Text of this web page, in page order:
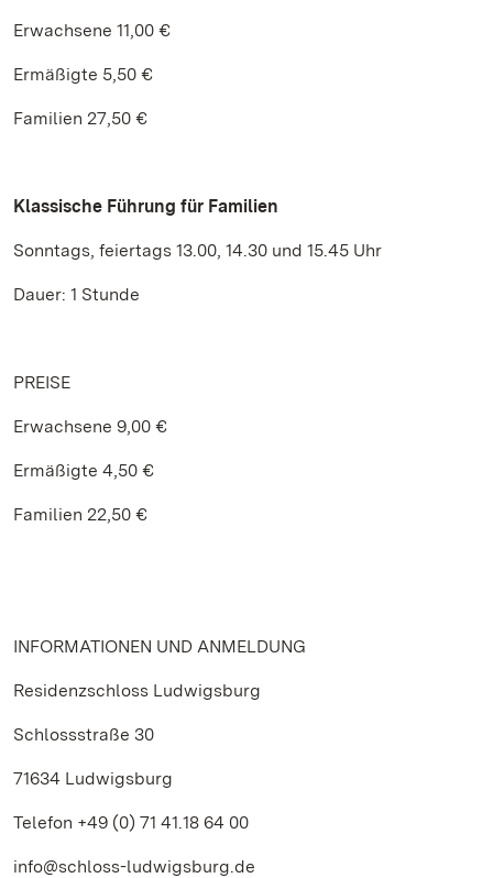
Erwachsene 11,00 €
Ermäßigte 5,50 €
Familien 27,50 €
Klassische Führung für Familien
Sonntags, feiertags 13.00, 14.30 und 15.45 Uhr
Dauer: 1 Stunde
PREISE
Erwachsene 9,00 €
Ermäßigte 4,50 €
Familien 22,50 €
INFORMATIONEN UND ANMELDUNG
Residenzschloss Ludwigsburg
Schlossstraße 30
71634 Ludwigsburg
Telefon +49 (0) 71 41.18 64 00
info@schloss-ludwigsburg.de